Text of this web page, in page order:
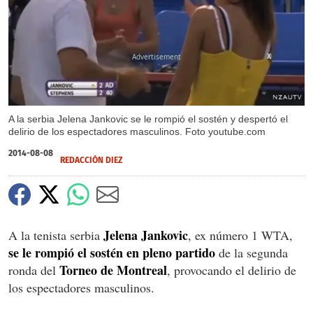
A la serbia Jelena Jankovic se le rompió el sostén y despertó el
delirio de los espectadores masculinos. Foto youtube.com
X
2014-08-08
REDACCIÓN DIEZ
A la tenista serbia Jelena Jankovic, ex número 1 WTA,
se le rompió el sostén en pleno partido de la segunda
ronda del Torneo de Montreal, provocando el delirio de
los espectadores masculinos.